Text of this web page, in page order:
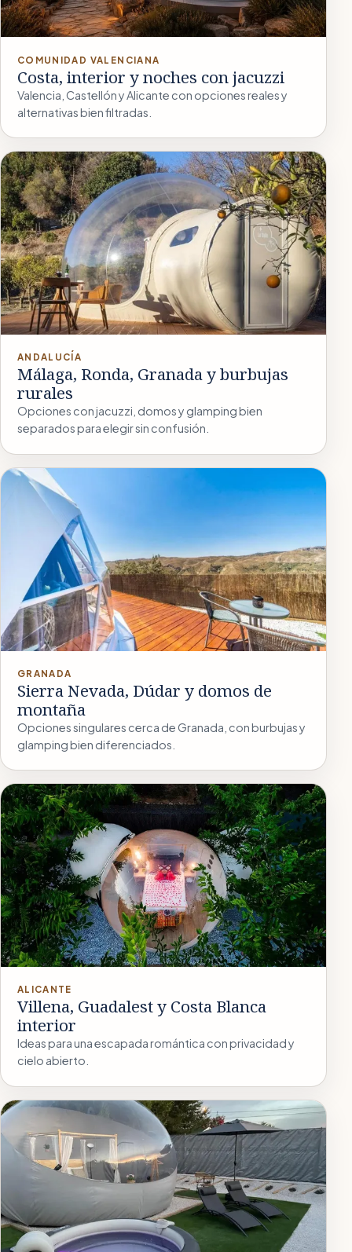
COMUNIDAD VALENCIANA
Costa, interior y noches con jacuzzi
Valencia, Castellón y Alicante con opciones reales y
alternativas bien filtradas.
ANDALUCÍA
Málaga, Ronda, Granada y burbujas
rurales
Opciones con jacuzzi, domos y glamping bien
separados para elegir sin confusión.
GRANADA
Sierra Nevada, Dúdar y domos de
montaña
Opciones singulares cerca de Granada, con burbujas y
glamping bien diferenciados.
ALICANTE
Villena, Guadalest y Costa Blanca
interior
Ideas para una escapada romántica con privacidad y
cielo abierto.